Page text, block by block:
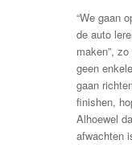
“We gaan
de auto
maken”,
geen
gaan
finishen,
Alhoewel
afwachten